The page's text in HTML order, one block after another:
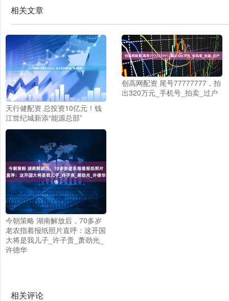
相关文章
天行健配资 总投资10亿元！钱
江世纪城新添“能源总部”
创高网配资 尾号77777777，拍
出320万元_手机号_拍卖_过户
今朝策略 湖南解放后，70多岁
老农指着报纸照片直呼：这开国
大将是我儿子_许子贵_萧劲光_
许德华
相关评论